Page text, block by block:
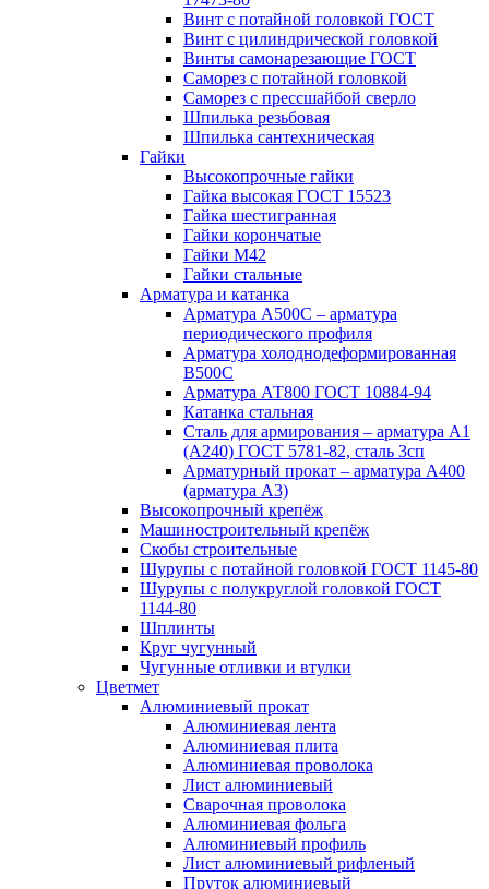
Винт с потайной головкой ГОСТ
Винт с цилиндрической головкой
Винты самонарезающие ГОСТ
Саморез с потайной головкой
Саморез с прессшайбой сверло
Шпилька резьбовая
Шпилька сантехническая
Гайки
Высокопрочные гайки
Гайка высокая ГОСТ 15523
Гайка шестигранная
Гайки корончатые
Гайки М42
Гайки стальные
Арматура и катанка
Арматура А500С – арматура
периодического профиля
Арматура холоднодеформированная
В500С
Арматура АТ800 ГОСТ 10884-94
Катанка стальная
Сталь для армирования – арматура А1
(А240) ГОСТ 5781-82, сталь 3сп
Арматурный прокат – арматура А400
(арматура А3)
Высокопрочный крепёж
Машиностроительный крепёж
Скобы строительные
Шурупы с потайной головкой ГОСТ 1145-80
Шурупы с полукруглой головкой ГОСТ
1144-80
Шплинты
Круг чугунный
Чугунные отливки и втулки
Цветмет
Алюминиевый прокат
Алюминиевая лента
Алюминиевая плита
Алюминиевая проволока
Лист алюминиевый
Сварочная проволока
Алюминиевая фольга
Алюминиевый профиль
Лист алюминиевый рифленый
Пруток алюминиевый